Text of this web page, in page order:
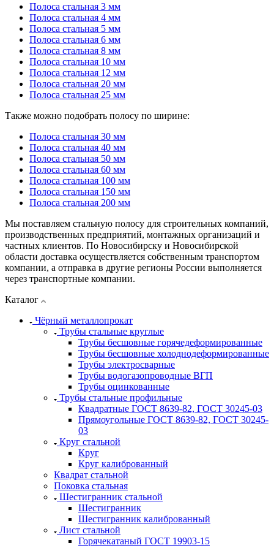
Полоса стальная 3 мм
Полоса стальная 4 мм
Полоса стальная 5 мм
Полоса стальная 6 мм
Полоса стальная 8 мм
Полоса стальная 10 мм
Полоса стальная 12 мм
Полоса стальная 20 мм
Полоса стальная 25 мм
Также можно подобрать полосу по ширине:
Полоса стальная 30 мм
Полоса стальная 40 мм
Полоса стальная 50 мм
Полоса стальная 60 мм
Полоса стальная 100 мм
Полоса стальная 150 мм
Полоса стальная 200 мм
Мы поставляем стальную полосу для строительных компаний,
производственных предприятий, монтажных организаций и
частных клиентов. По Новосибирску и Новосибирской
области доставка осуществляется собственным транспортом
компании, а отправка в другие регионы России выполняется
через транспортные компании.
Каталог
Чёрный металлопрокат
Трубы стальные круглые
Трубы бесшовные горячедеформированные
Трубы бесшовные холоднодеформированные
Трубы электросварные
Трубы водогазопроводные ВГП
Трубы оцинкованные
Трубы стальные профильные
Квадратные ГОСТ 8639-82, ГОСТ 30245-03
Прямоугольные ГОСТ 8639-82, ГОСТ 30245-
03
Круг стальной
Круг
Круг калиброванный
Квадрат стальной
Поковка стальная
Шестигранник стальной
Шестигранник
Шестигранник калиброванный
Лист стальной
Горячекатаный ГОСТ 19903-15